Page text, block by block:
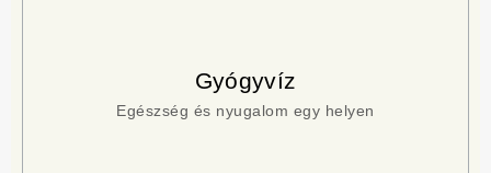
Gyógyvíz
Egészség és nyugalom egy helyen